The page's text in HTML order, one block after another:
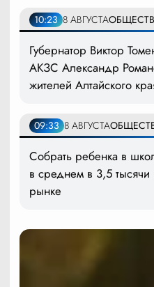
10:23 8 АВГУСТА
Губернатор Виктор
АКЗС Александр
жителей Алтайского
09:33 8 АВГУСТА
Собрать ребенка в
в среднем в 3,5
рынке